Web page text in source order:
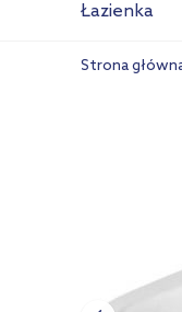
Łazienka
Strona